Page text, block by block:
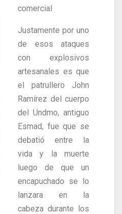
comercial
Justamente por uno
de esos ataques
con explosivos
artesanales es que
el patrullero John
Ramírez del cuerpo
del Undmo, antiguo
Esmad, fue que se
debatió entre la
vida y la muerte
luego de que un
encapuchado se lo
lanzara en la
cabeza durante los